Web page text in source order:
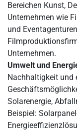
Bereichen Kunst,
Unternehmen wie
und
Unternehmen.
Umwelt und
Nachhaltigkeit und
Solarenergie,
Beispiel: